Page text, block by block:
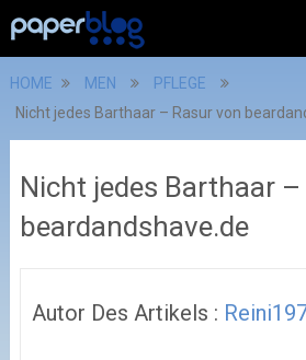
HOME MEN
PFLEGE
Nicht jedes Barthaar – Rasur von
Nicht jedes Barthaar
beardandshave.de
Autor Des Artikels :